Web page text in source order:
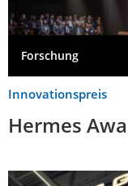
Forschung
Innovationspreis
Hermes